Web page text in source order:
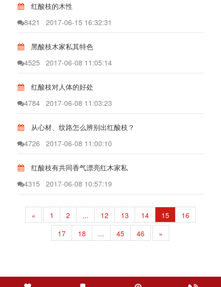
红酸枝的木性
8421
2017-06-15 16:32:31
黑酸枝木家私其特色
4525
2017-06-08 11:05:14
红酸枝对人体的好处
4784 2017-06-08 11:03:23
从心材、纹路怎么辨别出红酸枝？
4726
2017-06-08 11:00:10
红酸枝有共同香气漂亮红木家私
4315
2017-06-08 10:57:19
« 1 2 ... 12 13 14 15
16
17
18 ... 45 46 »